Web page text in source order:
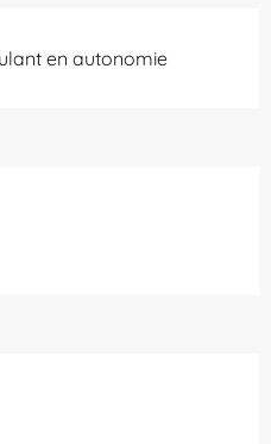
en autonomie